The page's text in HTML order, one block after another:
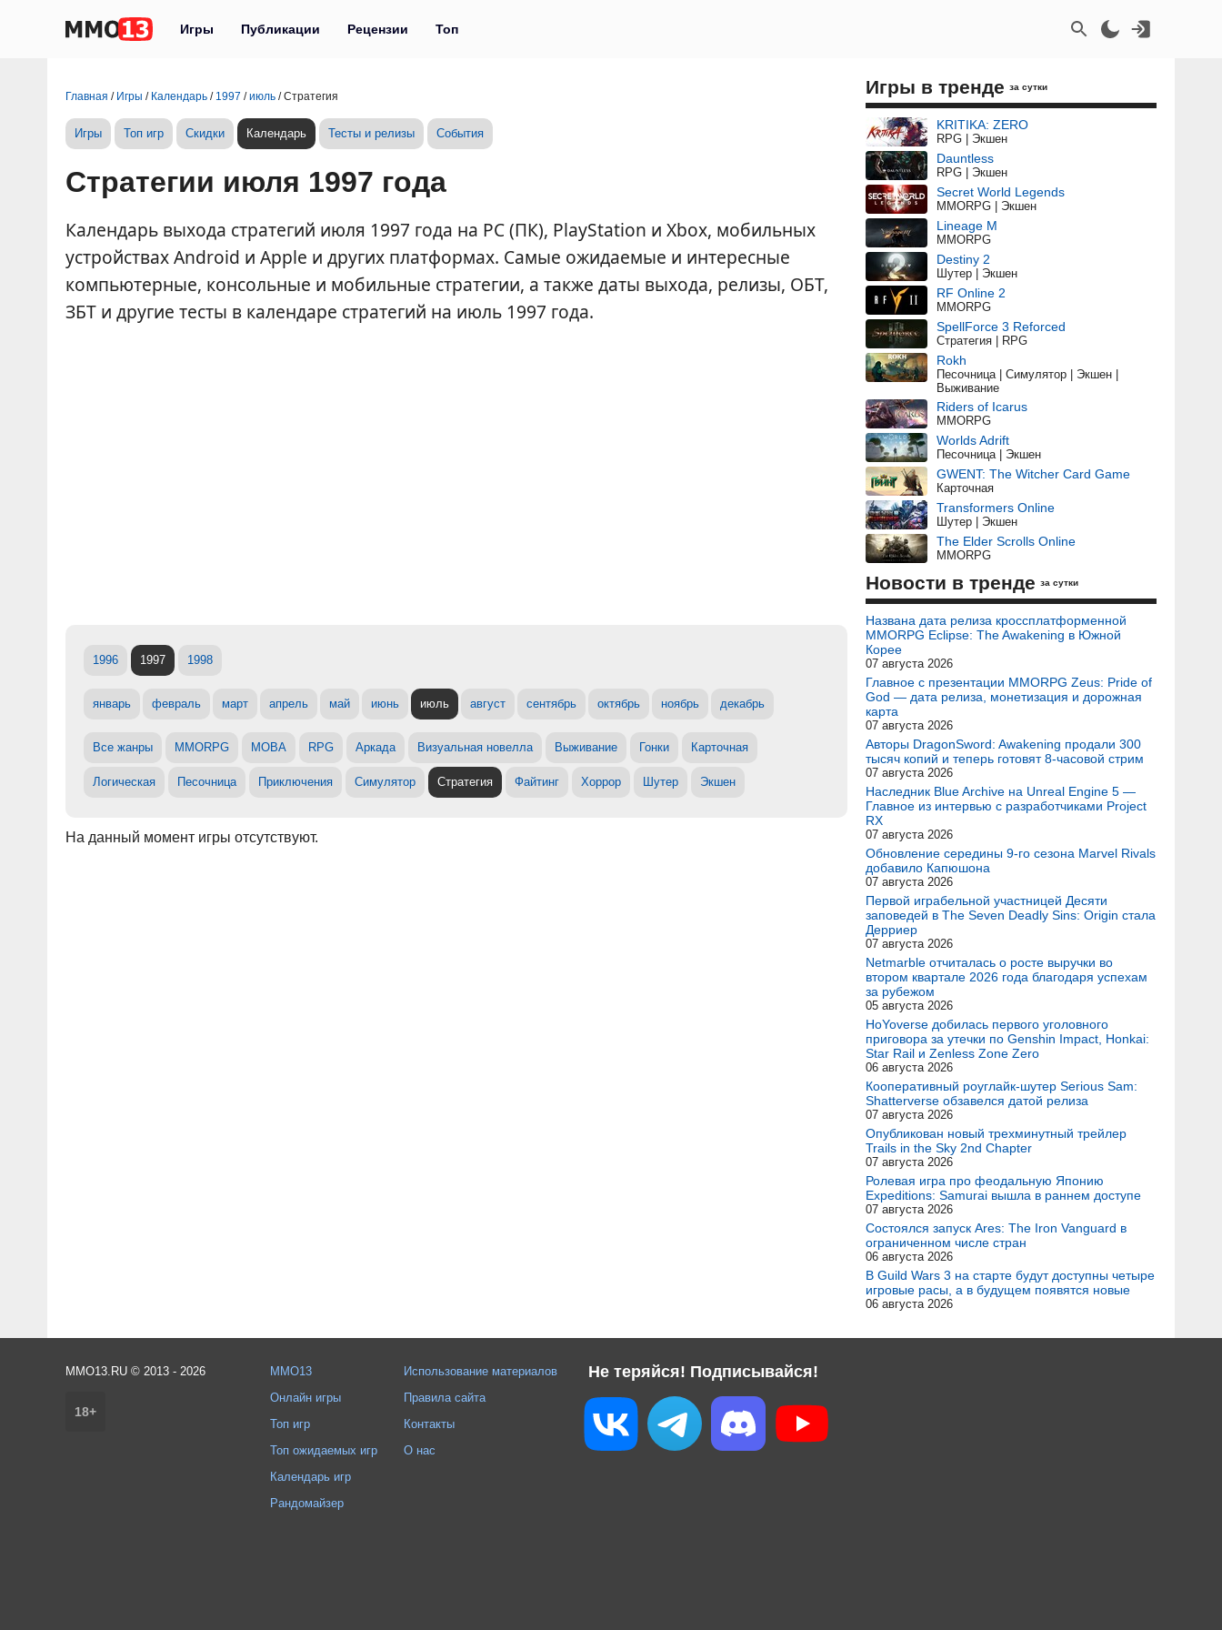
Игры Публикации Рецензии Топ
Главная / Игры / Календарь / 1997 /июль /Стратегия
Игры Топ игр Скидки Календарь Тесты и релизы События
Стратегии июля 1997 года
Календарь выхода стратегий июля 1997 года на PC (ПК), PlayStation и Xbox, мобильных
устройствах Android и Apple и других платформах. Самые ожидаемые и интересные
компьютерные, консольные и мобильные стратегии, а также даты выхода, релизы, ОБТ,
ЗБТ и другие тесты в календаре стратегий на июль 1997 года.
1996 1997 1998
январь февраль март апрель май июнь июль август сентябрь октябрь ноябрь декабрь
Все жанры MMORPG MOBA RPG Аркада Визуальная новелла Выживание Гонки Карточная
Логическая Песочница Приключения Симулятор Стратегия Файтинг Хоррор Шутер Экшен
На данный момент игры отсутствуют.
Игры в тренде за сутки
KRITIKA: ZERO
RPG | Экшен
Dauntless
RPG | Экшен
Secret World Legends
MMORPG | Экшен
Lineage M
MMORPG
Destiny 2
Шутер | Экшен
RF Online 2
MMORPG
SpellForce 3 Reforced
Стратегия | RPG
Rokh
Песочница | Симулятор | Экшен |
Выживание
Riders of Icarus
MMORPG
Worlds Adrift
Песочница | Экшен
GWENT: The Witcher Card Game
Карточная
Transformers Online
Шутер | Экшен
The Elder Scrolls Online
MMORPG
Новости в тренде за сутки
Названа дата релиза кроссплатформенной
MMORPG Eclipse: The Awakening в Южной
Корее
07 августа 2026
Главное с презентации MMORPG Zeus: Pride of
God — дата релиза, монетизация и дорожная
карта
07 августа 2026
Авторы DragonSword: Awakening продали 300
тысяч копий и теперь готовят 8-часовой стрим
07 августа 2026
Наследник Blue Archive на Unreal Engine 5 —
Главное из интервью с разработчиками Project
RX
07 августа 2026
Обновление середины 9-го сезона Marvel Rivals
добавило Капюшона
07 августа 2026
Первой играбельной участницей Десяти
заповедей в The Seven Deadly Sins: Origin стала
Дерриер
07 августа 2026
Netmarble отчиталась о росте выручки во
втором квартале 2026 года благодаря успехам
за рубежом
05 августа 2026
HoYoverse добилась первого уголовного
приговора за утечки по Genshin Impact, Honkai:
Star Rail и Zenless Zone Zero
06 августа 2026
Кооперативный роуглайк-шутер Serious Sam:
Shatterverse обзавелся датой релиза
07 августа 2026
Опубликован новый трехминутный трейлер
Trails in the Sky 2nd Chapter
07 августа 2026
Ролевая игра про феодальную Японию
Expeditions: Samurai вышла в раннем доступе
07 августа 2026
Состоялся запуск Ares: The Iron Vanguard в
ограниченном числе стран
06 августа 2026
В Guild Wars 3 на старте будут доступны четыре
игровые расы, а в будущем появятся новые
06 августа 2026
Не теряйся! Подписывайся!
MMO13.RU © 2013 - 2026
18+
MMO13
Онлайн игры
Топ игр
Топ ожидаемых игр
Календарь игр
Рандомайзер
Использование материалов
Правила сайта
Контакты
О нас